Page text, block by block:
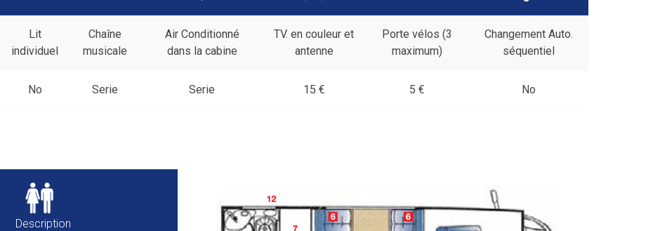
Lit
individuel
Chaîne
musicale
Air Conditionné
dans la cabine
TV. en couleur et
antenne
Porte vélos (3
maximum)
Changement Auto.
séquentiel
No Serie Serie 15 € 5 € No
Description